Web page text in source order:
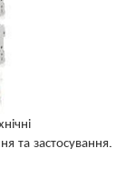
та застосування.